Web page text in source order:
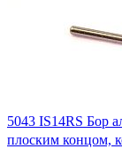
5043 IS14RS Бор
плоским концом,